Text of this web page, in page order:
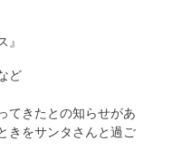
』
ど
てきたとの知らせがあ
きをサンタさんと過ご